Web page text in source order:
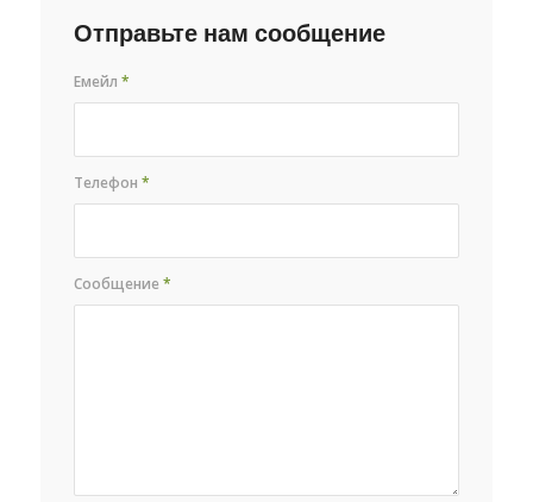
Отправьте нам сообщение
Емейл*
Телефон*
Сообщение*